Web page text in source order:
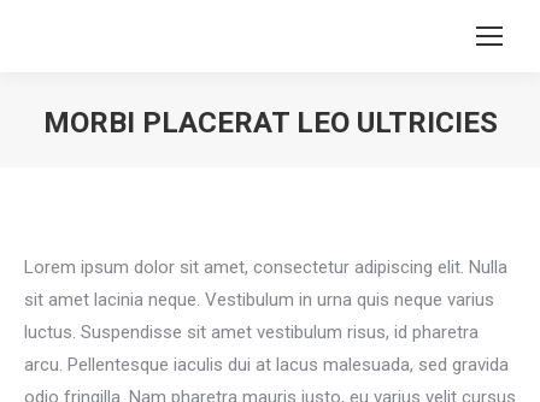
MORBI PLACERAT LEO ULTRICIES
Lorem ipsum dolor sit amet, consectetur adipiscing elit. Nulla
sit amet lacinia neque. Vestibulum in urna quis neque varius
luctus. Suspendisse sit amet vestibulum risus, id pharetra
arcu. Pellentesque iaculis dui at lacus malesuada, sed gravida
odio fringilla. Nam pharetra mauris justo, eu varius velit cursus